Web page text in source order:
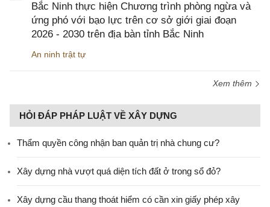
Bắc Ninh thực hiện Chương trình phòng ngừa và
ứng phó với bạo lực trên cơ sở giới giai đoạn
2026 - 2030 trên địa bàn tỉnh Bắc Ninh
An ninh trật tự
Xem thêm
HỎI ĐÁP PHÁP LUẬT VỀ XÂY DỰNG
Thẩm quyền công nhận ban quản trị nhà chung cư?
Xây dựng nhà vượt quá diện tích đất ở trong sổ đỏ?
Xây dựng cầu thang thoát hiểm có cần xin giấy phép xây